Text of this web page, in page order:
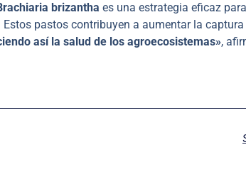
brizantha es una estrategia eficaz para
pastos contribuyen a aumentar la captura
así la salud de los agroecosistemas»,